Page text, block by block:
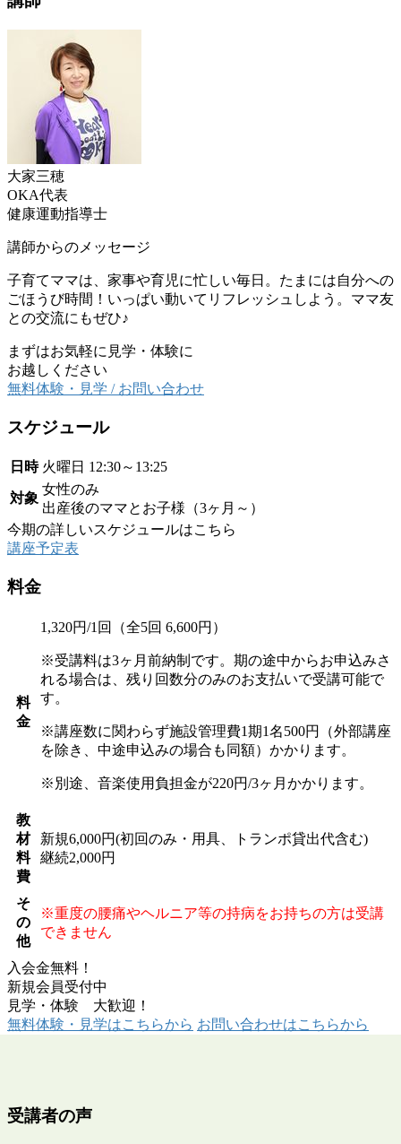
大家三穂
OKA代表
健康運動指導士
講師からのメッセージ
子育てママは、家事や育児に忙しい毎日。たまには自分への
ごほうび時間！いっぱい動いてリフレッシュしよう。ママ友
との交流にもぜひ♪
まずはお気軽に見学・体験に
お越しください
無料体験・見学 / お問い合わせ
スケジュール
日時 火曜日 12:30～13:25
対象
女性のみ
出産後のママとお子様（3ヶ月～）
今期の詳しいスケジュールはこちら
講座予定表
料金
料
金
1,320円/1回（全5回 6,600円）
※受講料は3ヶ月前納制です。期の途中からお申込みさ
れる場合は、残り回数分のみのお支払いで受講可能で
す。
※講座数に関わらず施設管理費1期1名500円（外部講座
を除き、中途申込みの場合も同額）かかります。
※別途、音楽使用負担金が220円/3ヶ月かかります。
教
材
料
費
新規6,000円(初回のみ・用具、トランポ貸出代含む)
継続2,000円
そ
の
他
※重度の腰痛やヘルニア等の持病をお持ちの方は受講
できません
入会金無料！
新規会員受付中
見学・体験 大歓迎！
無料体験・見学はこちらから お問い合わせはこちらから
受講者の声